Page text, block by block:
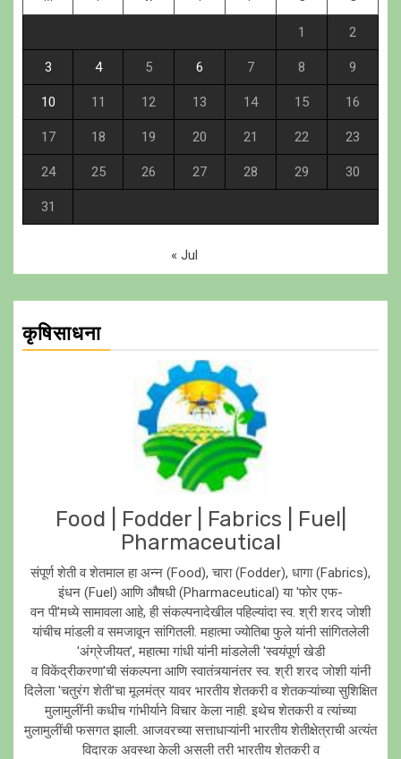
1 2
3 4 5 6 7 8 9
10 11 12 13 14 15 16
17 18 19 20 21 22 23
24 25 26 27 28 29 30
31
« Jul
कृषिसाधना
Food | Fodder | Fabrics | Fuel|
Pharmaceutical
संपूर्ण शेती व शेतमाल हा अन्न (Food), चारा (Fodder), धागा (Fabrics),
इंधन (Fuel) आणि औषधी (Pharmaceutical) या 'फाेर एफ-
वन पी'मध्ये सामावला आहे, ही संकल्पनादेखील पहिल्यांदा स्व. श्री शरद जाेशी
यांचीच मांडली व समजावून सांगितली. महात्मा ज्याेतिबा फुले यांनी सांगितलेली
'अंग्रेजीयत', महात्मा गांधी यांनी मांडलेली 'स्वयंपूर्ण खेडी
व विकेंद्रीकरणा'ची संकल्पना आणि स्वातंत्र्यानंतर स्व. श्री शरद जाेशी यांनी
दिलेला 'चतुरंग शेती'चा मूलमंत्र यावर भारतीय शेतकरी व शेतकऱ्यांच्या सुशिक्षित
मुलामुलींनी कधीच गांभीर्याने विचार केला नाही. इथेच शेतकरी व त्यांच्या
मुलामुलींची फसगत झाली. आजवरच्या सत्ताधाऱ्यांनी भारतीय शेतीक्षेत्राची अत्यंत
विदारक अवस्था केली असली तरी भारतीय शेतकरी व